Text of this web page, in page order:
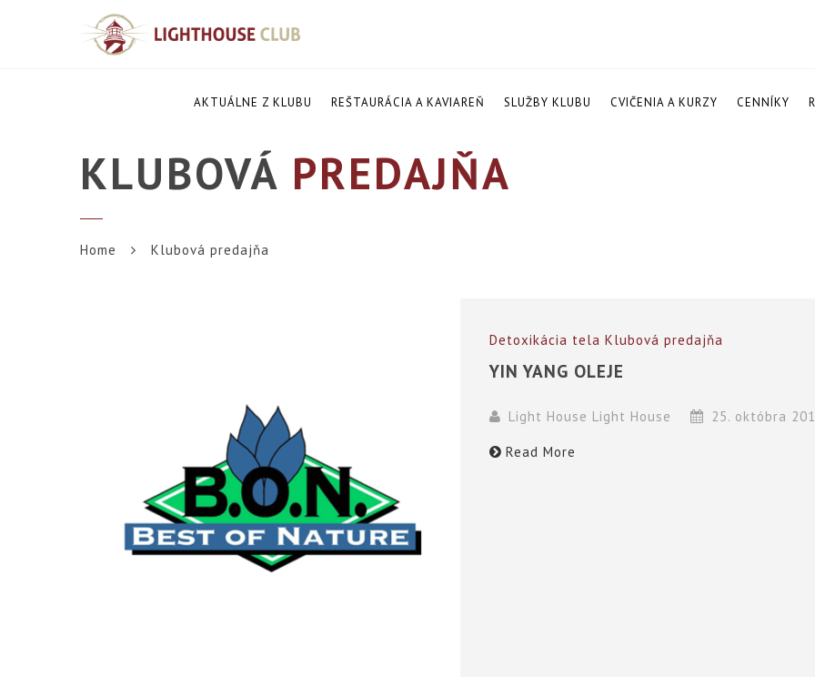
AKTUÁLNE Z KLUBU REŠTAURÁCIA A KAVIAREŇ SLUŽBY KLUBU CVIČENIA A KURZY CENNÍKY
KLUBOVÁ PREDAJŇA
Home Klubová predajňa
Detoxikácia tela Klubová predajňa
YIN YANG OLEJE
Light House Light House 25. októbra
Read More